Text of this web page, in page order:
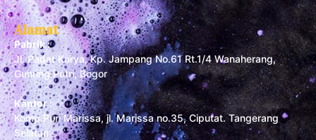
Alamat
Pabrik :
Jl. Padat Karya, Kp. Jampang No.61 Rt.1/4 Wanaherang,
Gunung Putri, Bogor
Kantor :
Komp Puri Marissa, jl. Marissa no.35, Ciputat. Tangerang
Selatan